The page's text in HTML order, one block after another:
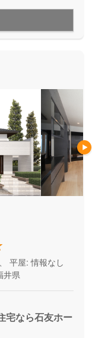
にカットし、適
平屋: 情報なし
井県
宅なら石友ホー